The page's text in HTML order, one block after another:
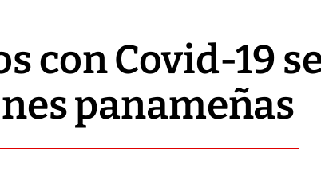
con Covid-19
panameñas